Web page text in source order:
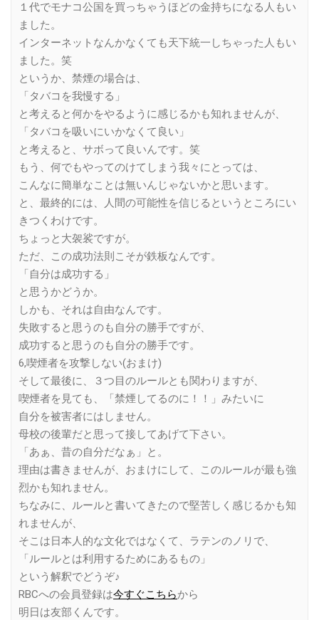
１代でモナコ公国を買っちゃうほどの金持ちになる人もい
ました。
インターネットなんかなくても天下統一しちゃった人もい
ました。笑
というか、禁煙の場合は、
「タバコを我慢する」
と考えると何かをやるように感じるかも知れませんが、
「タバコを吸いにいかなくて良い」
と考えると、サボって良いんです。笑
もう、何でもやってのけてしまう我々にとっては、
こんなに簡単なことは無いんじゃないかと思います。
と、最終的には、人間の可能性を信じるというところにい
きつくわけです。
ちょっと大袈裟ですが。
ただ、この成功法則こそが鉄板なんです。
「自分は成功する」
と思うかどうか。
しかも、それは自由なんです。
失敗すると思うのも自分の勝手ですが、
成功すると思うのも自分の勝手です。
6,喫煙者を攻撃しない(おまけ)
そして最後に、３つ目のルールとも関わりますが、
喫煙者を見ても、「禁煙してるのに！！」みたいに
自分を被害者にはしません。
母校の後輩だと思って接してあげて下さい。
「あぁ、昔の自分だなぁ」と。
理由は書きませんが、おまけにして、このルールが最も強
烈かも知れません。
ちなみに、ルールと書いてきたので堅苦しく感じるかも知
れませんが、
そこは日本人的な文化ではなくて、ラテンのノリで、
「ルールとは利用するためにあるもの」
という解釈でどうぞ♪
RBCへの会員登録は今すぐこちらから
明日は友部くんです。